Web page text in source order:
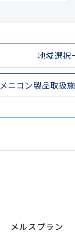
地域選択
メニコン製品取扱
メルスプラン